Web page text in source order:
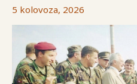
5 kolovoza, 2026